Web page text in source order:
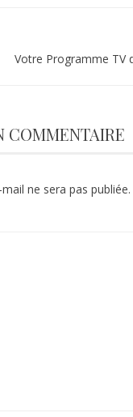
Votre Programme TV
COMMENTAIRE
ne sera pas publiée.